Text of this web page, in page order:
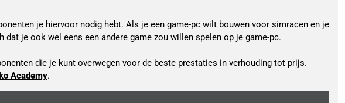
je hiervoor nodig hebt. Als je een game-pc wilt bouwen voor simracen en je
je ook wel eens een andere game zou willen spelen op je game-pc.
die je kunt overwegen voor de beste prestaties in verhouding tot prijs.
Academy.